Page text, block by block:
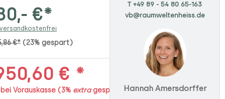
€*
€* (23% gespart)
€ *
Vorauskasse (3% extragespart)
T +49 89 - 54 80 65-163
vb@raumweltenheiss.de
Hannah Amersdorffer